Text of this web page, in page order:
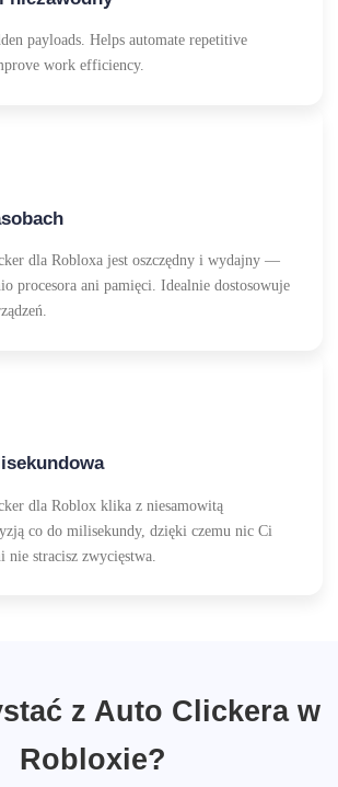
payloads. Helps automate repetitive
work efficiency.
dla Robloxa jest oszczędny i wydajny —
procesora ani pamięci. Idealnie dostosowuje
dla Roblox klika z niesamowitą
co do milisekundy, dzięki czemu nic Ci
stracisz zwycięstwa.
z Auto Clickera w
Robloxie?